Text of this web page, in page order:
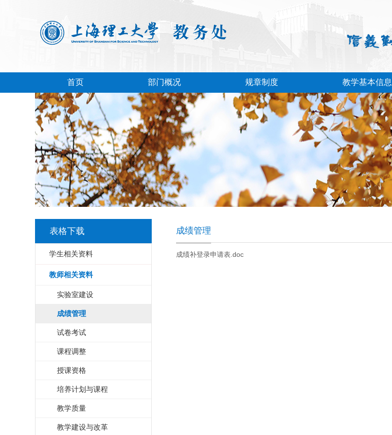
首页 部门概况 规章制度 教学基本信息
表格下载
学生相关资料
教师相关资料
实验室建设
成绩管理
试卷考试
课程调整
授课资格
培养计划与课程
教学质量
教学建设与改革
成绩管理
成绩补登录申请表.doc